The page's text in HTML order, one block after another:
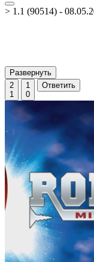
> 1.1 (90514) -
Развернуть
2
1
1
0
Ответить